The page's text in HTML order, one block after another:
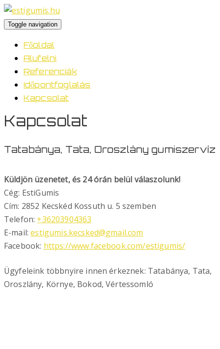
Toggle navigation
Főoldal
Alufelni
Referenciák
Időpontfoglalás
Kapcsolat
Kapcsolat
Tatabánya, Tata, Oroszlány gumiszervíz
Küldjön üzenetet, és 24 órán belül válaszolunk!
Cég: EstiGumis
Cím: 2852 Kecskéd Kossuth u. 5 szemben
Telefon: +36203904363
E-mail:estigumis.kecsked@gmail.com
Facebook: https://www.facebook.com/estigumis/
Ügyfeleink többnyire innen érkeznek: Tatabánya, Tata,
Oroszlány, Környe, Bokod, Vértessomló